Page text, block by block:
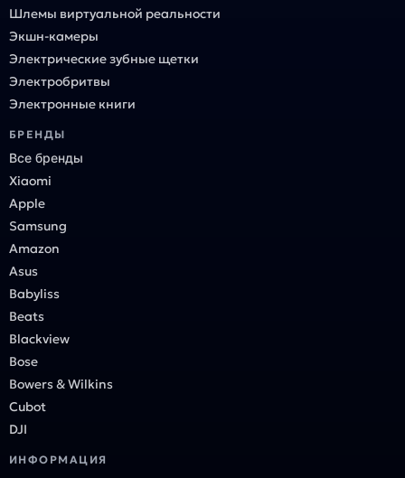
Шлемы виртуальной реальности
Экшн-камеры
Электрические зубные щетки
Электробритвы
Электронные книги
БРЕНДЫ
Все бренды
Xiaomi
Apple
Samsung
Amazon
Asus
Babyliss
Beats
Blackview
Bose
Bowers & Wilkins
Cubot
DJI
ИНФОРМАЦИЯ